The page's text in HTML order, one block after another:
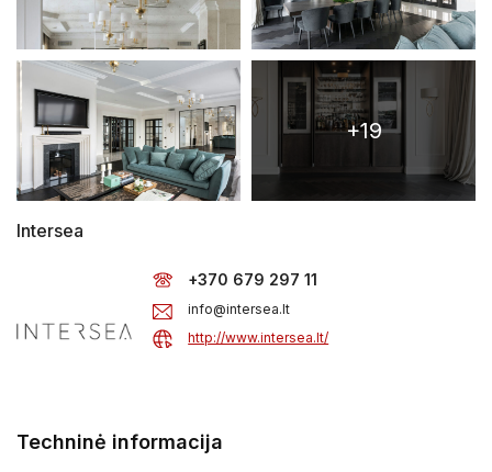
+19
Intersea
+370 679 297 11
info@intersea.lt
http://www.intersea.lt/
Techninė informacija